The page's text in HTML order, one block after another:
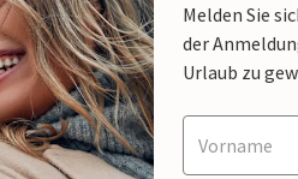
Melden Sie
der
Urlaub zu